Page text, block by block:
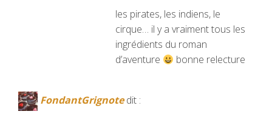
les pirates, les indiens, le
cirque… il y a vraiment tous les
ingrédients du roman
d’aventure
bonne relecture
FondantGrignote dit :